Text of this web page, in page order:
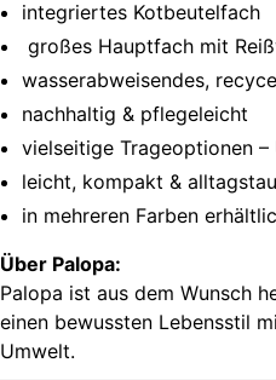
integriertes Kotbeutelfach
großes Hauptfach mit
wasserabweisendes,
nachhaltig & pflegeleicht
vielseitige Trageoptionen
leicht, kompakt &
in mehreren Farben
Über Palopa:
Palopa ist aus dem Wunsch
einen bewussten Lebensstil
Umwelt.